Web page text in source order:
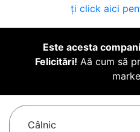
ți click aici
Este acesta
Felicitări! Aă cum să
Câlnic